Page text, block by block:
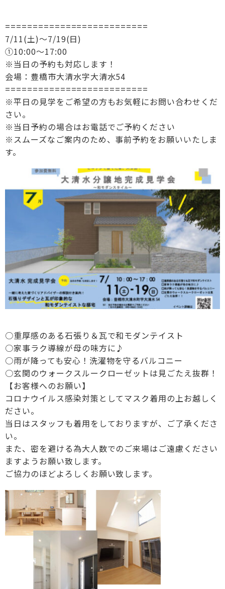
==========================
7/11(土)～7/19(日)
①10:00〜17:00
※当日の予約も対応します！
会場：豊橋市大清水字大清水54
==========================
※平日の見学をご希望の方もお気軽にお問い合わせくだ
さい。
※当日予約の場合はお電話でご予約ください
※スムーズなご案内のため、事前予約をお願いいたしま
す。
○重厚感のある石張り＆瓦で和モダンテイスト
○家事ラク導線が母の味方に♪
○雨が降っても安心！洗濯物を守るバルコニー
○玄関のウォークスルークローゼットは見ごたえ抜群！
【お客様へのお願い】
コロナウイルス感染対策としてマスク着用の上お越しく
ださい。
当日はスタッフも着用をしておりますが、ご了承くださ
い。
また、密を避ける為大人数でのご来場はご遠慮ください
ますようお願い致します。
ご協力のほどよろしくお願い致します。